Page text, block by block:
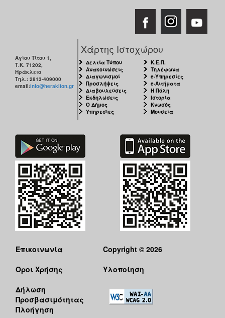
Αγίου Τίτου 1,
Τ.Κ. 71202,
Ηράκλειο
Τηλ.: 2813-409000
email:info@heraklion.gr
Χάρτης Ιστοχώρου
Δελτία Τύπου
Ανακοινώσεις
Διαγωνισμοί
Προσλήψεις
Διαβουλεύσεις
Εκδηλώσεις
Ο Δήμος
Υπηρεσίες
Κ.Ε.Π.
Τηλέφωνα
e-Υπηρεσίες
e-Αιτήματα
Η Πόλη
Ιστορία
Κνωσός
Μουσεία
Επικοινωνία
Όροι Χρήσης
Δήλωση
Προσβασιμότητας
Πλοήγηση
Copyright © 2026
Υλοποίηση